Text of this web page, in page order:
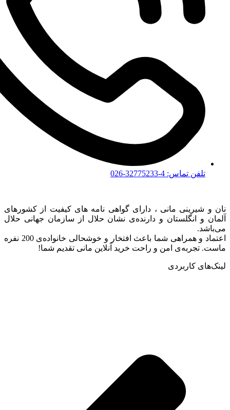
تلفن تماس: 4-32775233-026
نان و شیرینی مانی ، دارای گواهی نامه های کیفیت از کشورهای
آلمان و انگلستان و دارنده‌ی نشان حلال از سازمان جهانی حلال
می‌باشد.
اعتماد و همراهی شما باعث افتخار و خوشحالی خانواده‌ی 200 نفره
ماست. تجربه‌ی امن و راحت خرید آنلاین مانی تقدیم شما!
لینک‌های کاربردی